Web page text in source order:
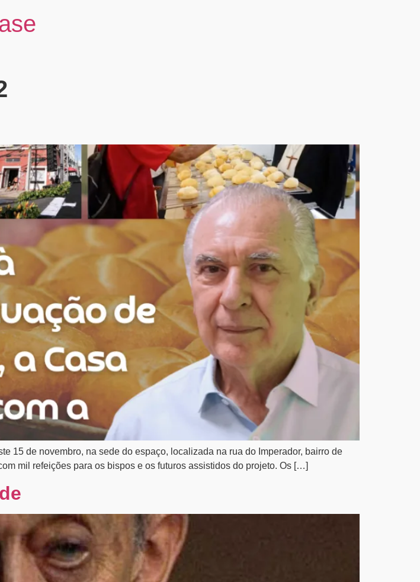
15 de novembro, na sede do espaço, localizada na rua do Imperador, bairro de
mil refeições para os bispos e os futuros assistidos do projeto. Os […]